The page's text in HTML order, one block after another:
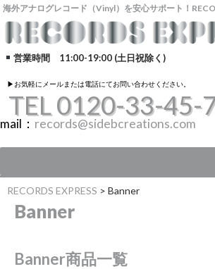
海外アナログレコード（Vinyl）を安心サポート！
営業時間 11:00-19:00 (土日祝除く)
▶︎お気軽にメールまたは電話にてお問い合わせください。
TEL 0120-33-45-
mail： records@sidebcreations.com
RECORDS EXPRESS > Banner
Banner
Banner商品一覧